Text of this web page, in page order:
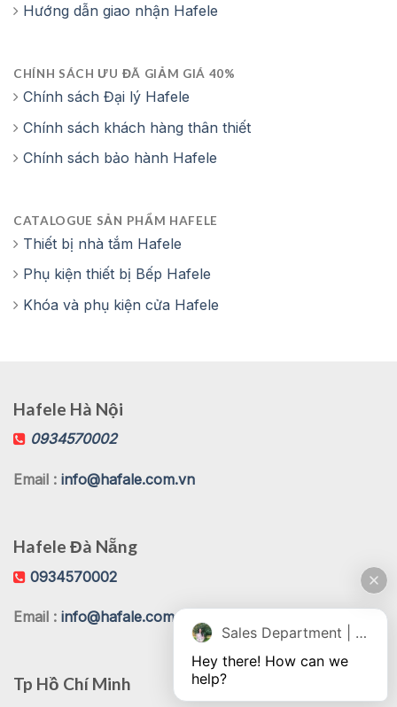
Hướng dẫn giao nhận Hafele
CHÍNH SÁCH ƯU ĐÃ GIẢM GIÁ 40%
Chính sách Đại lý Hafele
Chính sách khách hàng thân thiết
Chính sách bảo hành Hafele
CATALOGUE SẢN PHẨM HAFELE
Thiết bị nhà tắm Hafele
Phụ kiện thiết bị Bếp Hafele
Khóa và phụ kiện cửa Hafele
Hafele Hà Nội
0934570002
Email : info@hafale.com.vn
Hafele Đà Nẵng
0934570002
Email : info@hafale.com.vn
Tp Hồ Chí Minh
Sales Department | Chat online
Hey there! How can we
help?